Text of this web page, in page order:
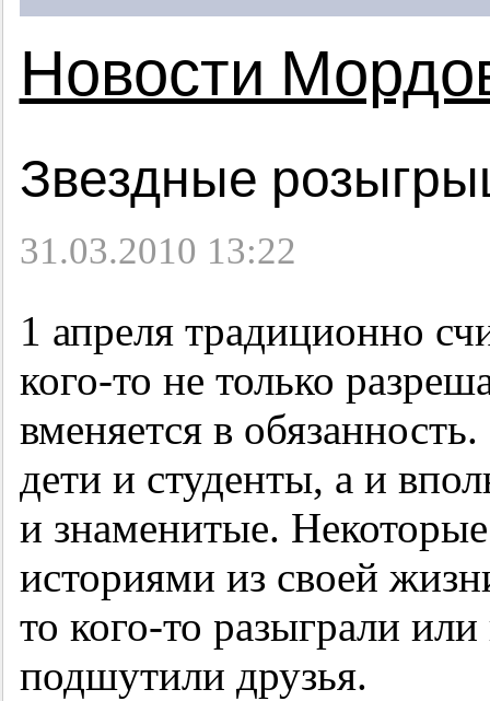
Новости
Звездные
31.03.2010 13:22
1 апреля традиционно
кого-то не только
вменяется в
дети и студенты, а и
и знаменитые.
историями из своей
то кого-то разыграли
подшутили друзья.